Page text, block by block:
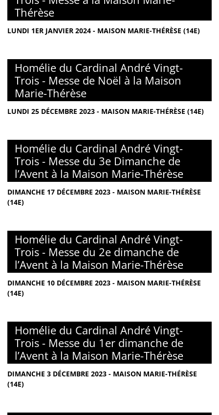
Thérèse
LUNDI 1ER JANVIER 2024 - MAISON MARIE-THÉRÈSE (14E)
Homélie du Cardinal André Vingt-
Trois - Messe de Noël à la Maison
Marie-Thérèse
LUNDI 25 DÉCEMBRE 2023 - MAISON MARIE-THÉRÈSE (14E)
Homélie du Cardinal André Vingt-
Trois - Messe du 3e Dimanche de
l’Avent à la Maison Marie-Thérèse
DIMANCHE 17 DÉCEMBRE 2023 - MAISON MARIE-THÉRÈSE
(14E)
Homélie du Cardinal André Vingt-
Trois - Messe du 2e dimanche de
l’Avent à la Maison Marie-Thérèse
DIMANCHE 10 DÉCEMBRE 2023 - MAISON MARIE-THÉRÈSE
(14E)
Homélie du Cardinal André Vingt-
Trois - Messe du 1er dimanche de
l’Avent à la Maison Marie-Thérèse
DIMANCHE 3 DÉCEMBRE 2023 - MAISON MARIE-THÉRÈSE
(14E)